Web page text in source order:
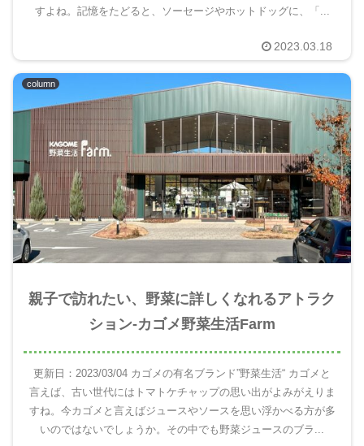
すよね。記憶をたどると、ソーセージやホットドッグに、「...
2023.03.18
column
親子で訪れたい、野菜に詳しくなれるアトラク
ション‐カゴメ野菜生活Farm
更新日：2023/03/04 カゴメの有名ブランド”野菜生活“ カゴメと
言えば、古い世代にはトマトケチャップの思い出がよみがえりま
すね。今カゴメと言えばジュースやソースを思い浮かべる方が多
いのではないでしょうか。その中でも野菜ジュースのブラ...